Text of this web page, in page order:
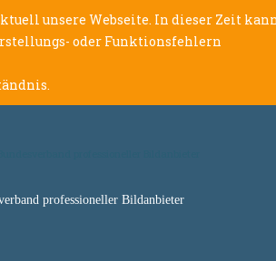
unsere Webseite. In dieser Zeit
oder Funktionsfehlern
professioneller Bildanbieter